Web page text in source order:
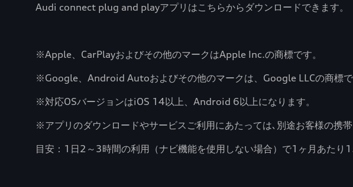
Audi connect plug and playアプリはこちらからダウンロードできます。
※Apple、CarPlayおよびその他のマークはApple Inc.の商標です。
※Google、Android Autoおよびその他のマークは、Google LLCの商標で
※対応OSバージョンはiOS 14以上、Android 6以上になります。
※アプリのダウンロードやサービスご利用にあたっては､別途お客様の携帯
目安：1日2～3時間の利用（ナビ機能を使用しない場合）で1ヶ月あたり